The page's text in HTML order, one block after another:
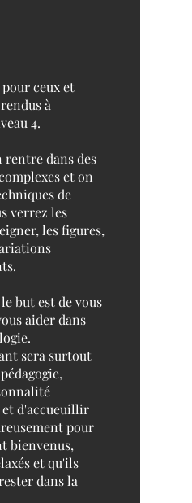
ceux et
à
4.
rentre dans des
et on
de
verrez les
les figures,
but est de vous
aider dans
sera surtout
d'accueuillir
pour
bienvenus,
et qu'ils
dans la